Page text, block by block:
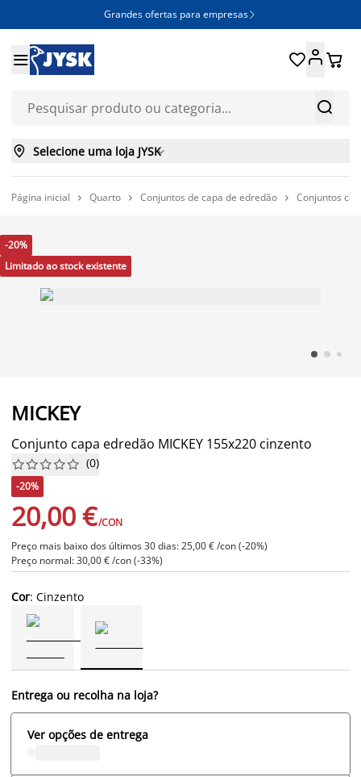
Grandes ofertas para empresas 


 
 Selecione uma loja JYSK
Página inicial  Quarto  Conjuntos de capa de edredão  Conjuntos
-20%
Limitado ao stock existente
MICKEY
Conjunto capa edredão MICKEY 155x220 cinzento





 (0)
-20%
20,00 €/CON
Preço mais baixo dos últimos 30 dias: 25,00 € /con (-20%)
Preço normal: 30,00 € /con (-33%)
Cor: Cinzento
Entrega ou recolha na loja?
Ver opções de entrega